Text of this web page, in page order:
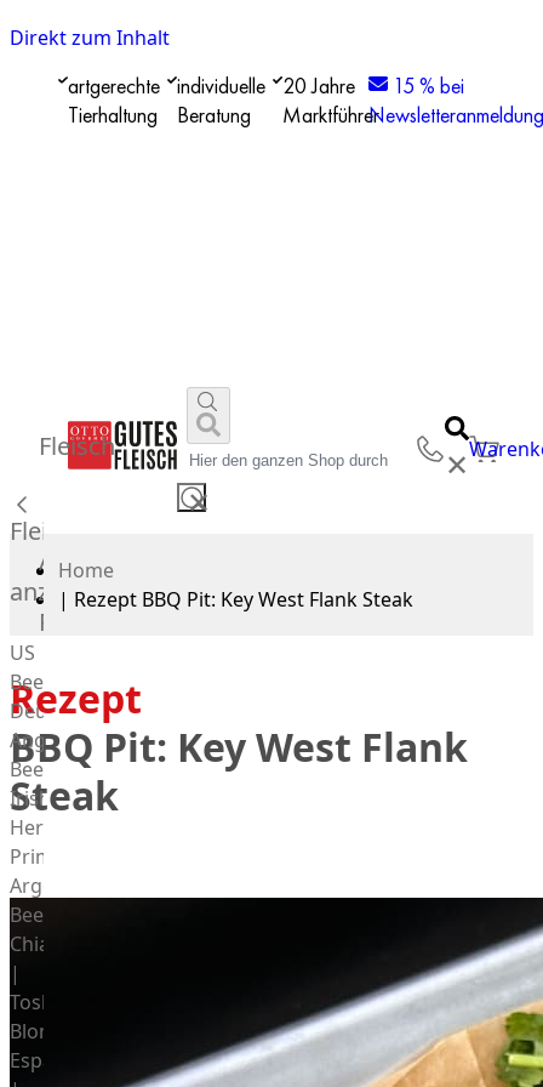
Direkt zum Inhalt
artgerechte
Tierhaltung
individuelle
Beratung
20 Jahre
Marktführer
15 % bei
Newsletteranmeldung
✕
✕
Fleisch
Fleisch
Alle
anzeigen
Rind
US
Beef
Deutsches
Angus
Beef
Irish
Hereford
Prime
Argentina
Beef
Chianina
|
Toskana
Blonda
Espanola
Home
| Rezept BBQ Pit: Key West Flank Steak
Rezept
BBQ Pit: Key West Flank
Steak